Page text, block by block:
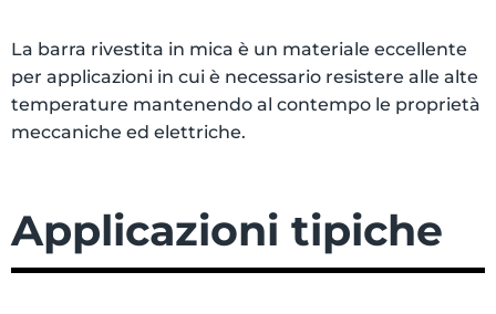
La barra rivestita in mica è un materiale eccellente
per applicazioni in cui è necessario resistere alle alte
temperature mantenendo al contempo le proprietà
meccaniche ed elettriche.
Applicazioni tipiche